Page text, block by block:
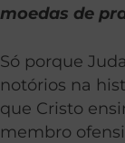
moedas de
Só porque
notórios na
que Cristo
membro